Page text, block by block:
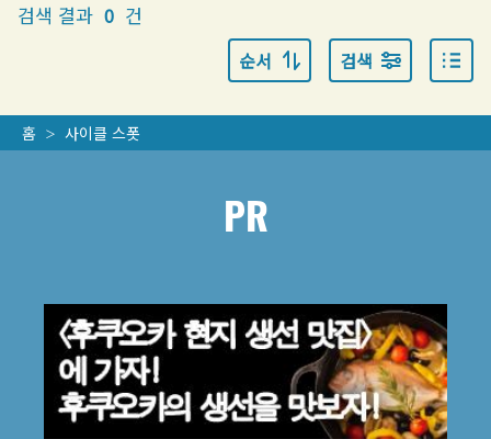
검색 결과 0 건
순서 검색
홈 사이클 스폿
PR